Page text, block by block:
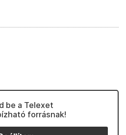
be a Telexet
forrásnak!